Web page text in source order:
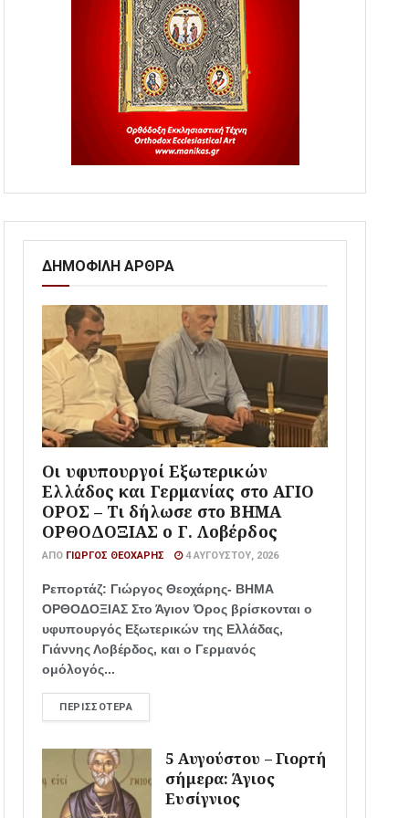
ΔΗΜΟΦΙΛΗ ΑΡΘΡΑ
Οι υφυπουργοί Εξωτερικών
Ελλάδος και Γερμανίας στο ΑΓΙΟ
ΟΡΟΣ – Τι δήλωσε στο ΒΗΜΑ
ΟΡΘΟΔΟΞΙΑΣ ο Γ. Λοβέρδος
ΑΠΌ ΓΙΏΡΓΟΣ ΘΕΟΧΆΡΗΣ 4 ΑΥΓΟΎΣΤΟΥ, 2026
Ρεπορτάζ: Γιώργος Θεοχάρης- ΒΗΜΑ
ΟΡΘΟΔΟΞΙΑΣ Στο Άγιον Όρος βρίσκονται ο
υφυπουργός Εξωτερικών της Ελλάδας,
Γιάννης Λοβέρδος, και ο Γερμανός
ομόλογός...
ΠΕΡΙΣΣΌΤΕΡΑ
5 Αυγούστου – Γιορτή
σήμερα: Άγιος
Ευσίγνιος